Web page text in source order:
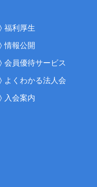
福利厚生
情報公開
会員優待サービス
よくわかる法人会
入会案内